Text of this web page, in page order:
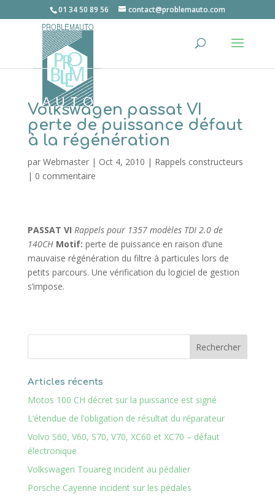
01 34 50 89 56 contact@problemauto.com
Volkswagen passat VI
perte de puissance défaut
à la régénération
par Webmaster| Oct 4, 2010 | Rappels constructeurs
| 0 commentaire
PASSAT VI Rappels pour 1357 modèles TDI 2.0 de
140CH Motif: perte de puissance en raison d’une
mauvaise régénération du filtre à particules lors de
petits parcours. Une vérification du logiciel de gestion
s’impose.
Articles récents
Motos 100 CH décret sur la puissance est signé
L’étendue de l’obligation de résultat du réparateur
Volvo S60, V60, S70, V70, XC60 et XC70 – défaut
électronique
Volkswagen Touareg incident au pédalier
Porsche Cayenne incident sur les pédales